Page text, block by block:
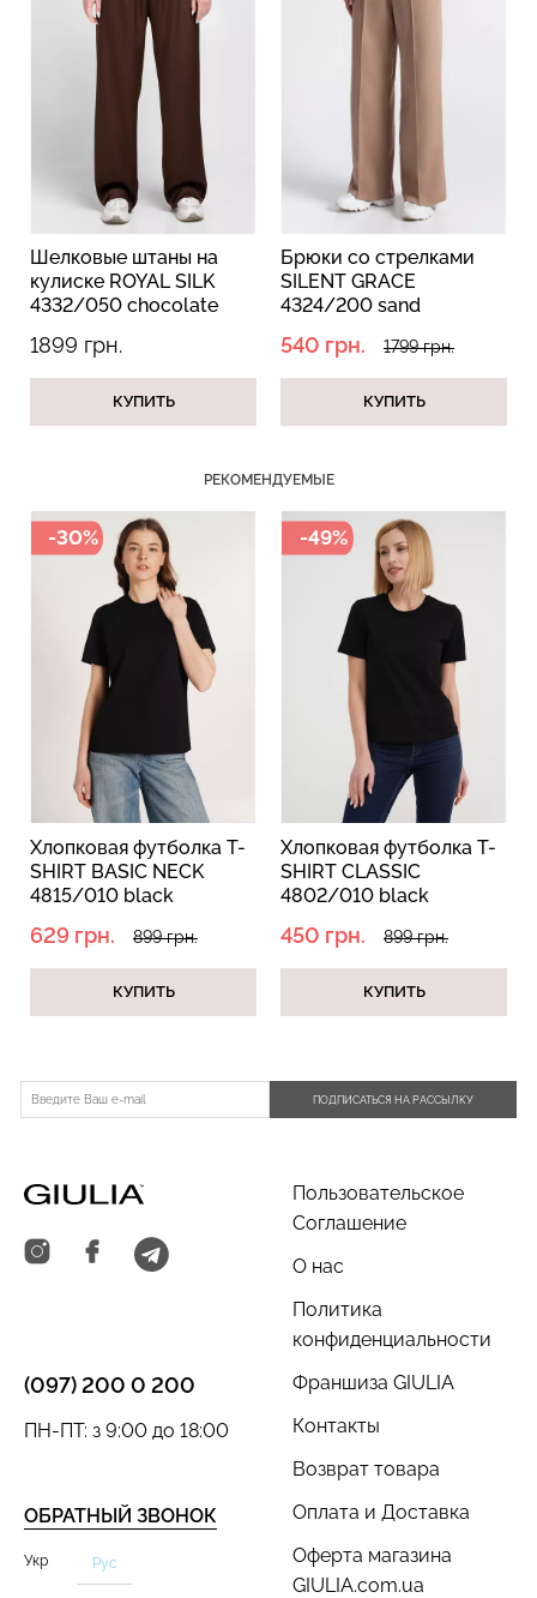
штаны на
SILK
chocolate
Брюки со стрелками
SILENT GRACE
4324/200 sand
1799 грн.
Шорты со
GRACE milk,
979 грн.
РЕКОМЕНДУЕМЫЕ
-30%
Хлопковая футболка T-
SHIRT BASIC NECK
4815/010 black
629 грн. 899 грн.
КУПИТЬ
-49%
Хлопковая футболка T-
SHIRT CLASSIC
4802/010 black
450 грн. 899 грн.
КУПИТЬ
ПОДПИСАТЬСЯ НА РАССЫЛКУ
Пользовательское
Соглашение
О нас
Политика
конфиденциальности
Франшиза GIULIA
Контакты
Возврат товара
Оплата и Доставка
Оферта магазина
GIULIA.com.ua
(097) 200 0 200
ОБРАТНЫЙ ЗВОНОК
ПН-ПТ: з 9:00 до 18:00
Укр Рус
Топ на бретелях в рубчик
CAMI TOP RIB white
(белый) Giulia
Бесшовный топ с легкой
SHAPEWEAR nude
Бесшовный топ на тонких
бретелях CAMI TOP
(белый) Giulia
с легкой коррекцией HI-
(черный) Giulia